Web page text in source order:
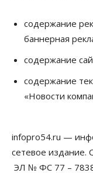
выстраивают
07 Августа 2026,
Бизнес
листы на
07 Августа 2026,
привлекать к
России
06 Августа 2026, 19:00
содержание
баннерная
содержание
содержание
«Новости
infopro54.ru —
сетевое издание.
ЭЛ № ФС 77 –